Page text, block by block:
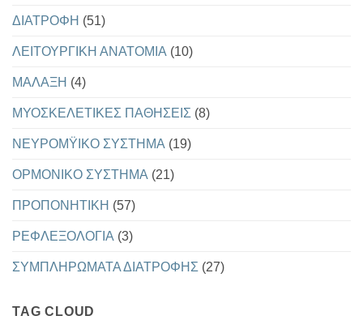
ΔΙΑΤΡΟΦΗ (51)
ΛΕΙΤΟΥΡΓΙΚΗ ΑΝΑΤΟΜΙΑ (10)
ΜΑΛΑΞΗ (4)
ΜΥΟΣΚΕΛΕΤΙΚΕΣ ΠΑΘΗΣΕΙΣ (8)
ΝΕΥΡΟΜΫΙΚΟ ΣΥΣΤΗΜΑ (19)
ΟΡΜΟΝΙΚΟ ΣΥΣΤΗΜΑ (21)
ΠΡΟΠΟΝΗΤΙΚΗ (57)
ΡΕΦΛΕΞΟΛΟΓΙΑ (3)
ΣΥΜΠΛΗΡΩΜΑΤΑ ΔΙΑΤΡΟΦΗΣ (27)
TAG CLOUD